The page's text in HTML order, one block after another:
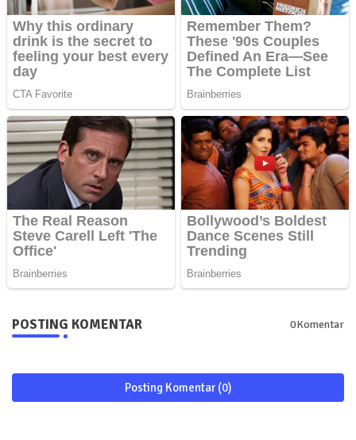
POSTING KOMENTAR 0Komentar
Posting Komentar (0)